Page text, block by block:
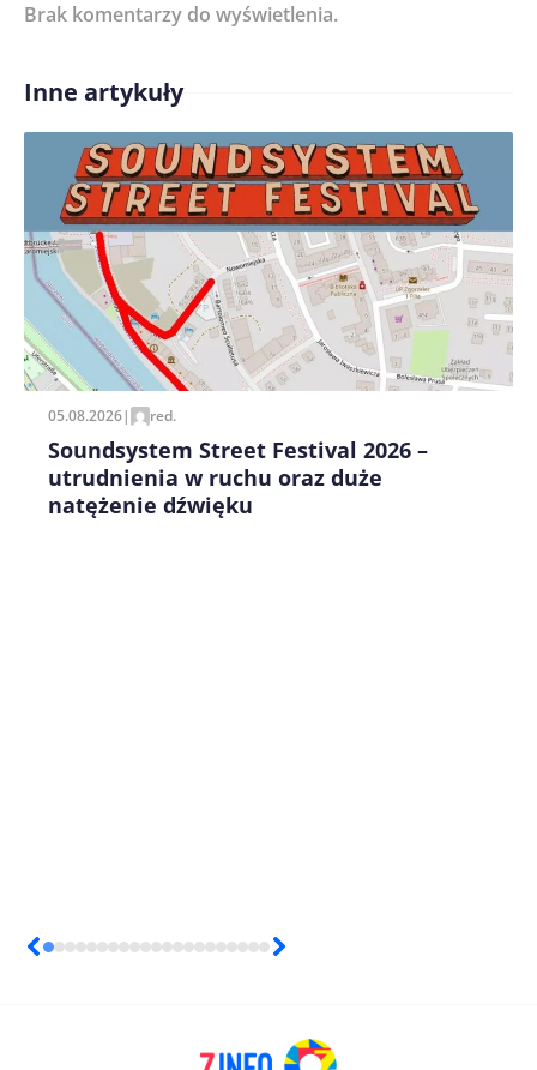
Treść komentarza*
Imię/ Nick*
Zapamiętaj moje dane w tej przeglądarce podczas
pisania kolejnych komentarzy.
Brak komentarzy do wyświetlenia.
Inne artykuły
05.08.2026| red.
Soundsystem Street Festival 2026 –
utrudnienia w ruchu oraz duże
natężenie dźwięku